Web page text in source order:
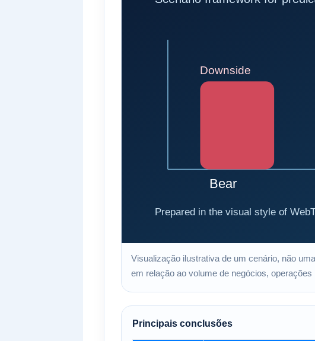
Visualização ilustrativa de um cenário, não
em relação ao volume de negócios,
Principais conclusões